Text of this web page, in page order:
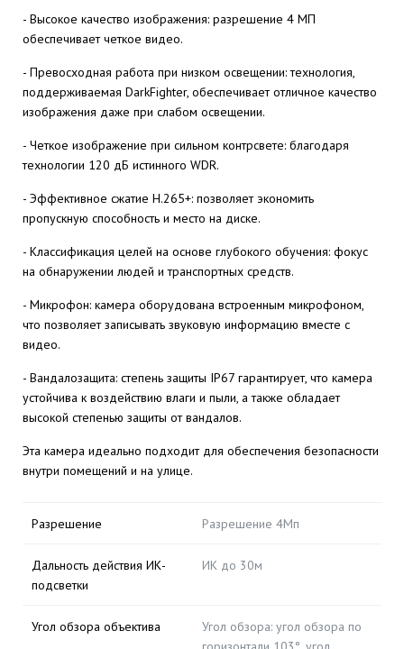
- Высокое качество изображения: разрешение 4 МП
обеспечивает четкое видео.
- Превосходная работа при низком освещении: технология,
поддерживаемая DarkFighter, обеспечивает отличное качество
изображения даже при слабом освещении.
- Четкое изображение при сильном контрсвете: благодаря
технологии 120 дБ истинного WDR.
- Эффективное сжатие H.265+: позволяет экономить
пропускную способность и место на диске.
- Классификация целей на основе глубокого обучения: фокус
на обнаружении людей и транспортных средств.
- Микрофон: камера оборудована встроенным микрофоном,
что позволяет записывать звуковую информацию вместе с
видео.
- Вандалозащита: степень защиты IP67 гарантирует, что камера
устойчива к воздействию влаги и пыли, а также обладает
высокой степенью защиты от вандалов.
Эта камера идеально подходит для обеспечения безопасности
внутри помещений и на улице.
Разрешение Разрешение 4Мп
Дальность действия ИК-
подсветки
ИК до 30м
Угол обзора объектива
Угол обзора: угол обзора по